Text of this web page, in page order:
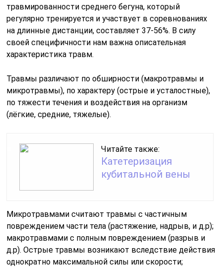
травмированности среднего бегуна, который
регулярно тренируется и участвует в соревнованиях
на длинные дистанции, составляет 37-56%. В силу
своей специфичности нам важна описательная
характеристика травм.
Травмы различают по обширности (макротравмы и
микротравмы), по характеру (острые и усталостные),
по тяжести течения и воздействия на организм
(лёгкие, средние, тяжелые).
Читайте также:
Катетеризация
кубитальной вены
Микротравмами считают травмы с частичным
повреждением части тела (растяжение, надрыв, и д.р);
макротравмами с полным повреждением (разрыв и
д.р). Острые травмы возникают вследствие действия
однократно максимальной силы или скорости;